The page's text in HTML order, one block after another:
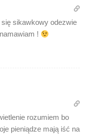
się sikawkowy odezwie
!
rozumiem bo
pieniądze mają iść na